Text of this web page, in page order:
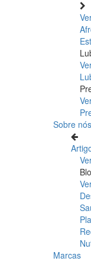
Sobre nós
Marcas